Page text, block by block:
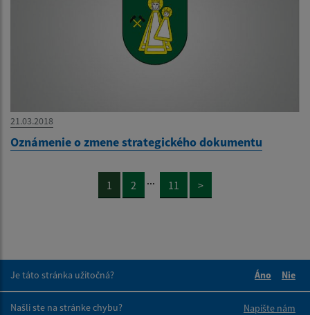
21.03.2018
Oznámenie o zmene strategického dokumentu
1 2 ... 11 >
Je táto stránka užitočná?
Áno
Nie
Našli ste na stránke chybu?
Napíšte nám